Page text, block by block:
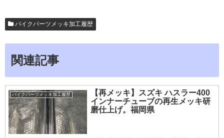
バイクパーツメッキ加工履歴
関連記事
バイクパーツメッキ加工履歴
【再メッキ】スズキ ハスラー400
インナーチューブの再生メッキ研
磨仕上げ。福岡県